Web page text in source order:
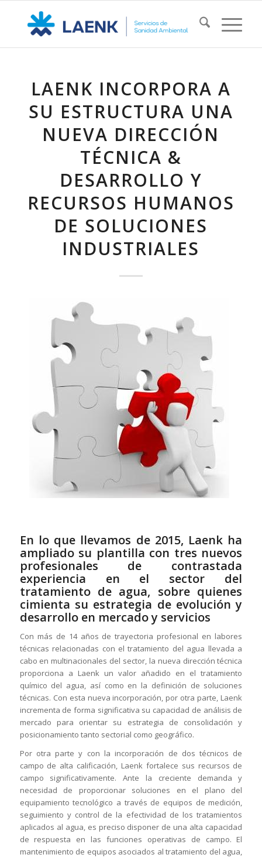
LAENK INCORPORA A
SU ESTRUCTURA UNA
NUEVA DIRECCIÓN
TÉCNICA &
DESARROLLO Y
RECURSOS HUMANOS
DE SOLUCIONES
INDUSTRIALES
En lo que llevamos de 2015, Laenk ha
ampliado su plantilla con tres nuevos
profesionales de contrastada
experiencia en el sector del
tratamiento de agua, sobre quienes
cimienta su estrategia de evolución y
desarrollo en mercado y servicios
Con más de 14 años de trayectoria profesional en labores
técnicas relacionadas con el tratamiento del agua llevada a
cabo en multinacionales del sector, la nueva dirección técnica
proporciona a Laenk un valor añadido en el tratamiento
químico del agua, así como en la definición de soluciones
técnicas. Con esta nueva incorporación, por otra parte, Laenk
incrementa de forma significativa su capacidad de análisis de
mercado para orientar su estrategia de consolidación y
posicionamiento tanto sectorial como geográfico.
Por otra parte y con la incorporación de dos técnicos de
campo de alta calificación, Laenk fortalece sus recursos de
campo significativamente. Ante la creciente demanda y
necesidad de proporcionar soluciones en el plano del
equipamiento tecnológico a través de equipos de medición,
seguimiento y control de la efectividad de los tratamientos
aplicados al agua, es preciso disponer de una alta capacidad
de respuesta en las funciones operativas de campo. El
mantenimiento de equipos asociados al tratamiento del agua,